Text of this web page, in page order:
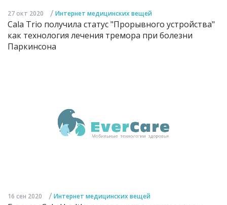
27 окт 2020 / Интернет медицинских вещей
Cala Trio получила статус "Прорывного устройства"
как технология лечения тремора при болезни
Паркинсона
16 сен 2020 / Интернет медицинских вещей